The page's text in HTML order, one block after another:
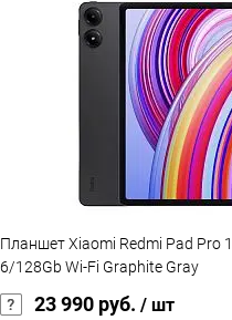
Планшет Xiaomi Redmi Pad Pro
6/128Gb Wi-Fi Graphite Gray
23 990 руб. / шт